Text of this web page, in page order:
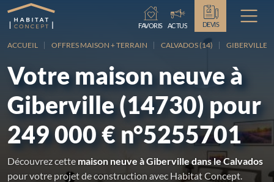
Chargement...
FAVORIS
ACTUS DEVIS
ACCUEIL OFFRES MAISON + TERRAIN CALVADOS (14) GIBERVILLE
Votre maison neuve à
Giberville (14730) pour
249 000 € n°5255701
Découvrez cette maison neuve à Giberville dans le Calvados
pour votre projet de construction avec Habitat Concept.